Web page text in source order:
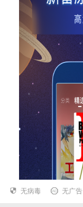
无病毒 无广告